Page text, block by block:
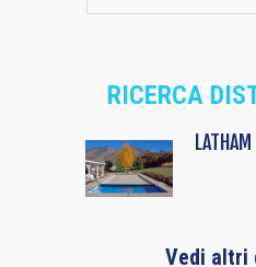
RICERCA
Vedi altri